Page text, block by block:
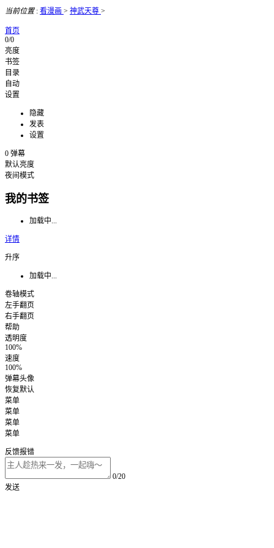
当前位置: 看漫画 > 神武天尊 >
首页
0/0
亮度
书签
目录
自动
设置
隐藏
发表
设置
0 弹幕
默认亮度
夜间模式
我的书签
加载中...
详情
升序
加载中...
卷轴模式
左手翻页
右手翻页
帮助
透明度
100%
速度
100%
弹幕头像
恢复默认
菜单
菜单
菜单
菜单
反馈报错
0/20
发送